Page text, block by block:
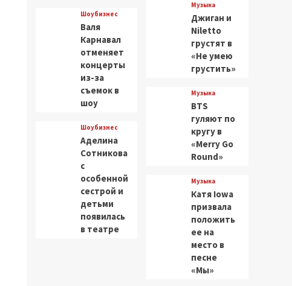
Шоубизнес
Валя
Карнавал
отменяет
концерты
из-за
съемок в
шоу
Шоубизнес
Аделина
Сотникова
с
особенной
сестрой и
детьми
появилась
в театре
Музыка
Джиган и
Niletto
грустят в
«Не умею
грустить»
Музыка
BTS
гуляют по
кругу в
«Merry Go
Round»
Музыка
Катя Iowa
призвала
положить
ее на
место в
песне
«Мы»